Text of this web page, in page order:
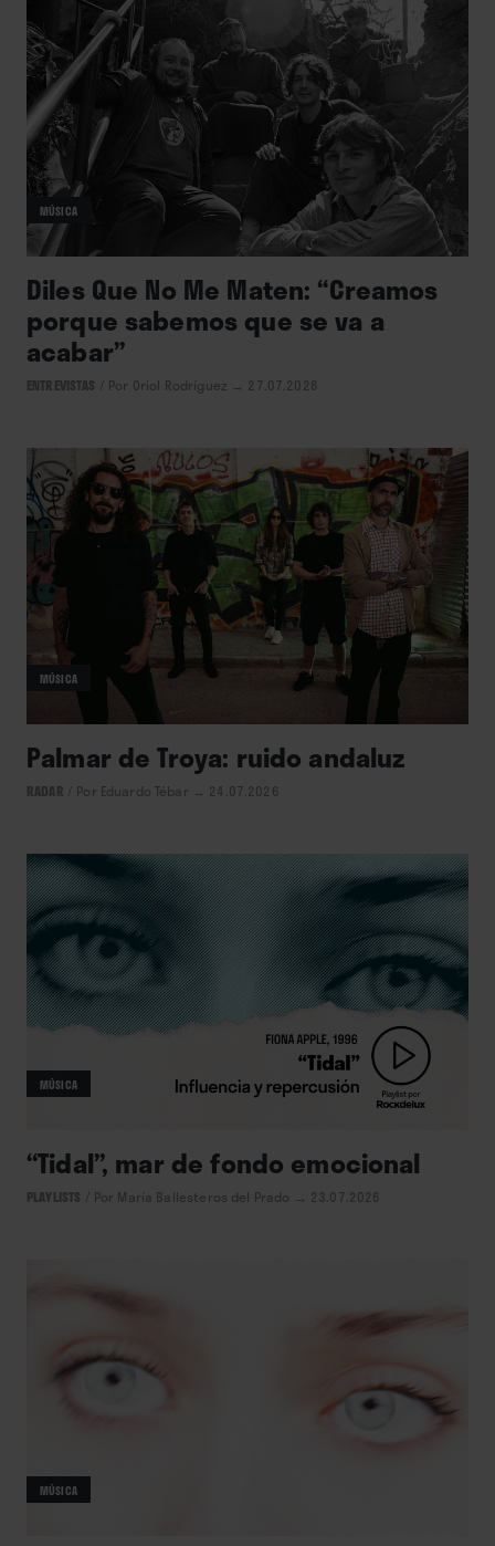
MÚSICA
Diles Que No Me Maten: “Creamos
porque sabemos que se va a
acabar”
ENTREVISTAS Por Oriol Rodríguez → 27.07.2026
MÚSICA
Palmar de Troya: ruido andaluz
RADAR Por Eduardo Tébar → 24.07.2026
MÚSICA
“Tidal”, mar de fondo emocional
PLAYLISTS Por María Ballesteros del Prado → 23.07.2026
MÚSICA